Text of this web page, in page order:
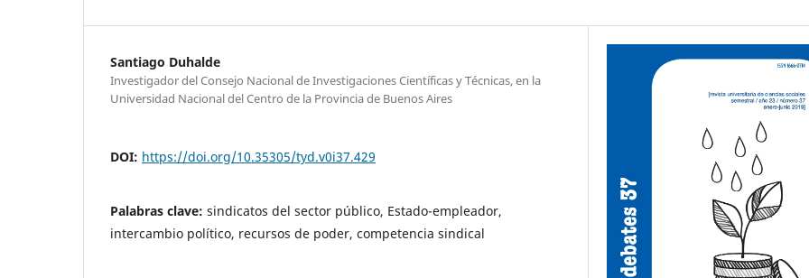
Santiago Duhalde
Investigador del Consejo Nacional de Investigaciones Científicas y Técnicas, en la
Universidad Nacional del Centro de la Provincia de Buenos Aires
DOI: https://doi.org/10.35305/tyd.v0i37.429
Palabras clave: sindicatos del sector público, Estado-empleador,
intercambio político, recursos de poder, competencia sindical